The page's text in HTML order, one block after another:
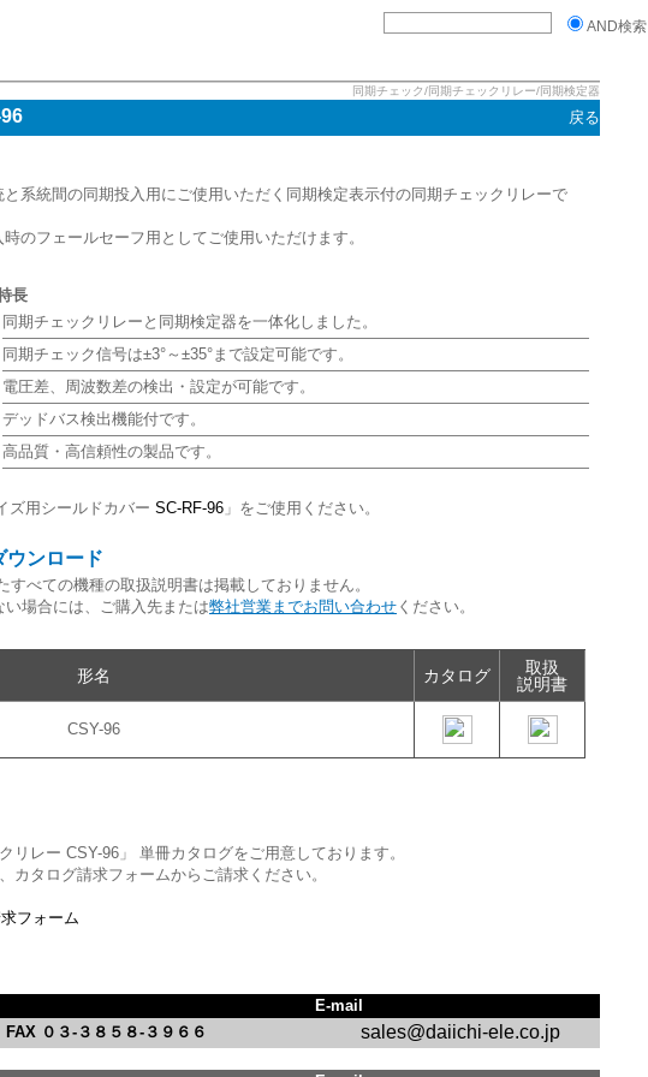
会社情報 お問い合わせ
AND検索
同期チェック/同期チェックリレー/同期検定器
戻る
系統間の同期投入用にご使用いただく同期検定表示付の同期チェックリレーで
のフェールセーフ用としてご使用いただけます。
長
同期チェックリレーと同期検定器を一体化しました。
同期チェック信号は±3°～±35°まで設定可能です。
電圧差、周波数差の検出・設定が可能です。
デッドバス検出機能付です。
高品質・高信頼性の製品です。
ズ用シールドカバー SC-RF-96 」をご使用ください。
ウンロード
べての機種の取扱説明書は掲載しておりません。
場合には、ご購入先または弊社営業までお問い合わせ ください。
形名
カタログ
取扱
説明書
CSY-96
リレー CSY-96」 単冊カタログをご用意しております。
カタログ請求フォームからご請求ください。
フォーム
E-mail
０３-３８５８-３９６６
sales@daiichi-ele.co.jp